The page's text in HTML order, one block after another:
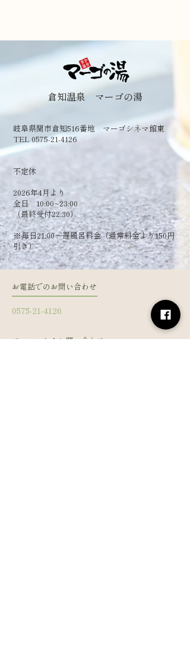
倉知温泉 マーゴの湯
岐阜県関市倉知516番地 マーゴシネマ館東
TEL 0575-21-4126
​不定休
2026年4月より
全日 10:00~23:00
（最終受付22:30）
​※毎日21:00～遅風呂料金（通常料金より150円
引き）
お電話でのお問い合わせ
0575-21-4126
フォームからお問い合わせ